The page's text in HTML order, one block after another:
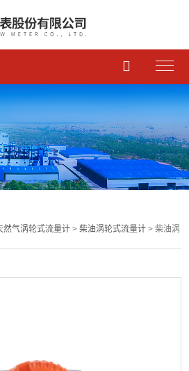

然气涡轮式流量计 >柴油涡轮式流量计 > 柴油涡